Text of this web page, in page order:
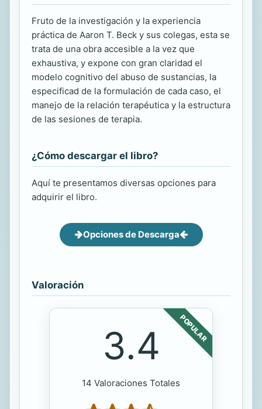
Fruto de la investigación y la experiencia
práctica de Aaron T. Beck y sus colegas, esta se
trata de una obra accesible a la vez que
exhaustiva, y expone con gran claridad el
modelo cognitivo del abuso de sustancias, la
especificad de la formulación de cada caso, el
manejo de la relación terapéutica y la estructura
de las sesiones de terapia.
¿Cómo descargar el libro?
Aquí te presentamos diversas opciones para
adquirir el libro.
Opciones de Descarga
Valoración
POPULAR
3.4
14 Valoraciones Totales